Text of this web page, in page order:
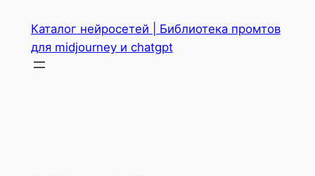
содержимому
Каталог нейросетей | Библиотека промтов
для midjourney и chatgpt